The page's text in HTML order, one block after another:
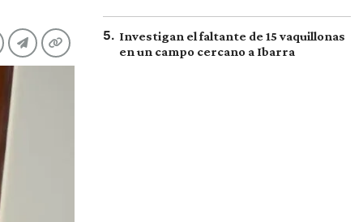
5. Investigan el faltante de 15 vaquillonas
en un campo cercano a Ibarra